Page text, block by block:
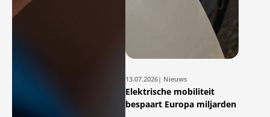
13.07.2026| Nieuws
Elektrische mobiliteit
bespaart Europa miljarden